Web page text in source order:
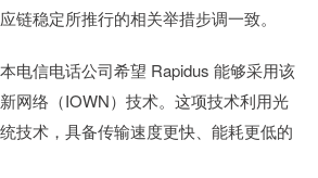
链稳定所推行的相关举措步调一致。
信电话公司希望 Rapidus 能够采用该
网络（IOWN）技术。这项技术利用光
技术，具备传输速度更快、能耗更低的